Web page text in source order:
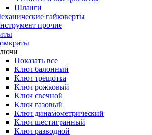
Шланги
гайковерты
прочиe
Показать все
Ключ балонный
Ключ трещотка
Ключ рожковый
Ключ свечной
Ключ газовый
Ключ динамометрический
Ключ шестигранный
Ключ разводной